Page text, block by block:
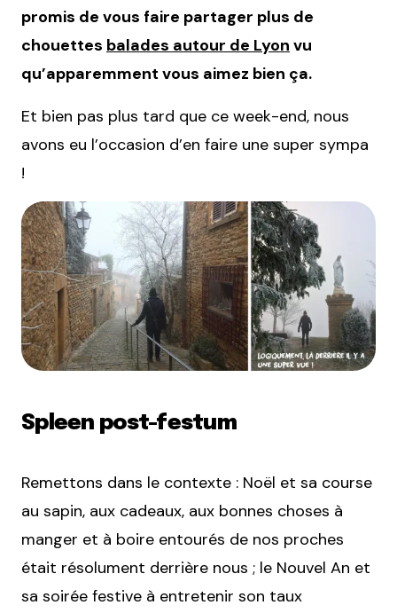
promis de vous faire partager plus de
chouettes balades autour de Lyon vu
qu’apparemment vous aimez bien ça.
Et bien pas plus tard que ce week-end, nous
avons eu l’occasion d’en faire une super sympa
!
Spleen post-festum
Remettons dans le contexte : Noël et sa course
au sapin, aux cadeaux, aux bonnes choses à
manger et à boire entourés de nos proches
était résolument derrière nous ; le Nouvel An et
sa soirée festive à entretenir son taux